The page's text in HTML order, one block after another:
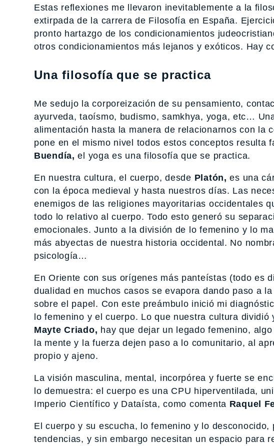
Estas reflexiones me llevaron inevitablemente a la
extirpada de la carrera de Filosofía en España.
pronto hartazgo de los condicionamientos
otros condicionamientos más lejanos y exóticos. Hay
Una filosofía que se practica
Me sedujo la corporeización de su pensamiento,
ayurveda, taoísmo, budismo, samkhya, yoga, etc…
alimentación hasta la manera de relacionarnos con la
pone en el mismo nivel todos estos conceptos resulta
Buendía, el yoga es una filosofía que se practica.
En nuestra cultura, el cuerpo, desde Platón, es una
con la época medieval y hasta nuestros días. Las
enemigos de las religiones mayoritarias occidentales
todo lo relativo al cuerpo. Todo esto generó su
emocionales. Junto a la división de lo femenino y lo
más abyectas de nuestra historia occidental. No
psicología…
En Oriente con sus orígenes más panteístas (todo es
dualidad en muchos casos se evapora dando paso a
sobre el papel. Con este preámbulo inició mi
lo femenino y el cuerpo. Lo que nuestra cultura
Mayte Criado, hay que dejar un legado femenino,
la mente y la fuerza dejen paso a lo comunitario, al
propio y ajeno.
La visión masculina, mental, incorpórea y fuerte se
lo demuestra: el cuerpo es una CPU hiperventilada,
Imperio Científico y Dataísta, como comenta Raquel
El cuerpo y su escucha, lo femenino y lo
tendencias, y sin embargo necesitan un espacio para